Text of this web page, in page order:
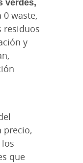
waste,
residuos
y
precio,
que